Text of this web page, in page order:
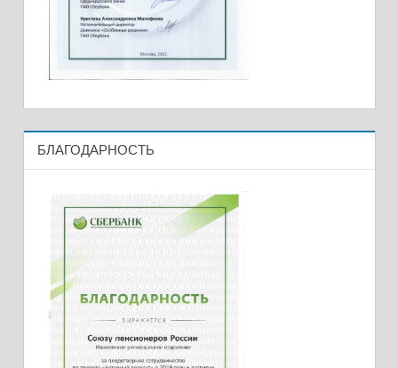
БЛАГОДАРНОСТЬ